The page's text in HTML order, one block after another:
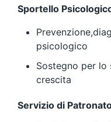
Sportello
psicologico
Sostegno per
crescita
Servizio di